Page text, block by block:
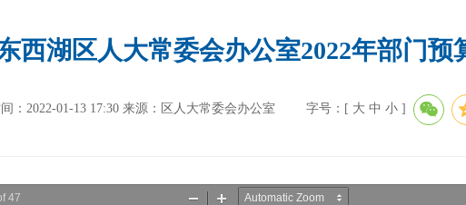
西湖区人大常委会办公室2022年部门预
：2022-01-13 17:30 来源：区人大常委会办公室 字号：[ 大 中 小 ]